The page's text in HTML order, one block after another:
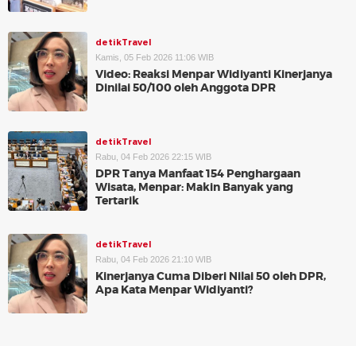
detikTravel
Kamis, 05 Feb 2026 11:06 WIB
Video: Reaksi Menpar Widiyanti Kinerjanya
Dinilai 50/100 oleh Anggota DPR
detikTravel
Rabu, 04 Feb 2026 22:15 WIB
DPR Tanya Manfaat 154 Penghargaan
Wisata, Menpar: Makin Banyak yang
Tertarik
detikTravel
Rabu, 04 Feb 2026 21:10 WIB
Kinerjanya Cuma Diberi Nilai 50 oleh DPR,
Apa Kata Menpar Widiyanti?